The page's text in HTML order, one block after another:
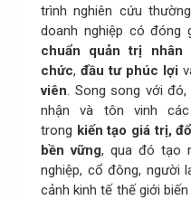
trình nghiên cứu
doanh nghiệp có đóng
chuẩn quản trị nhân
chức, đầu tư phúc lợi
viên. Song song với đó,
nhận và tôn vinh
trong kiến tạo giá trị,
bền vững, qua đó tạo
nghiệp, cổ đông, người
cảnh kinh tế thế giới